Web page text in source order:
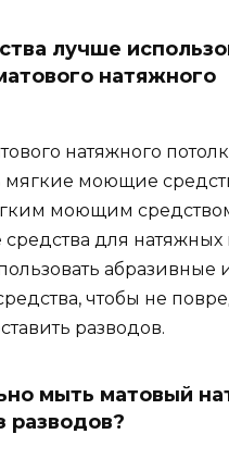
лучше
натяжного
натяжного
мягкие моющие
моющим
для натяжных
абразивные
чтобы не
разводов.
мыть матовый
разводов?